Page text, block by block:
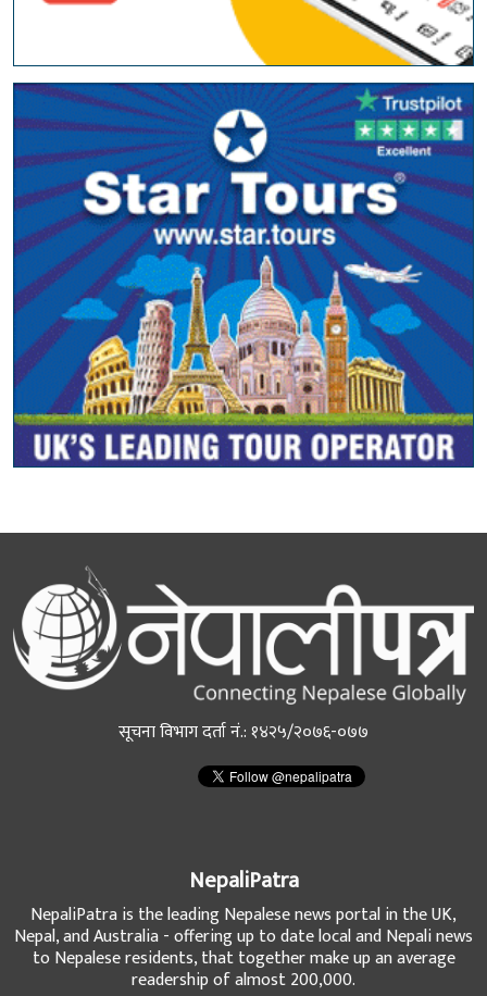
सूचना विभाग दर्ता नं.: १४२५/२०७६-०७७
NepaliPatra
NepaliPatra is the leading Nepalese news portal in the UK,
Nepal, and Australia - offering up to date local and Nepali news
to Nepalese residents, that together make up an average
readership of almost 200,000.